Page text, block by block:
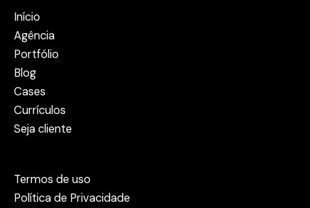
Início
Agência
Portfólio
Blog
Cases
Currículos
Seja cliente
Termos de uso
Política de Privacidade